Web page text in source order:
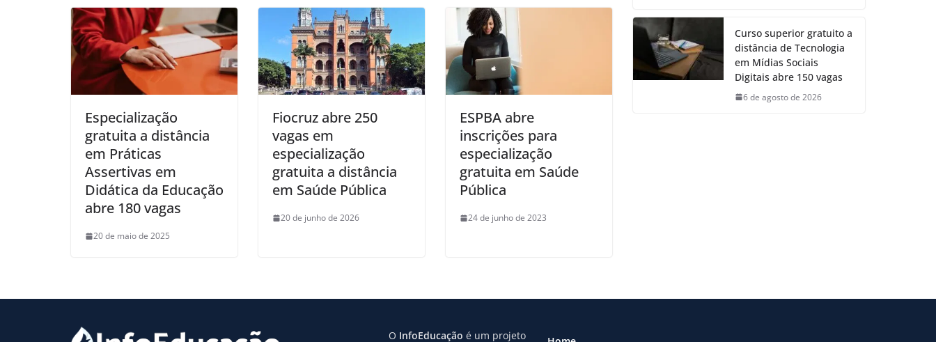
Especialização
gratuita a distância
em Práticas
Assertivas em
Didática da Educação
abre 180 vagas
20 de maio de 2025
Fiocruz abre 250
vagas em
especialização
gratuita a distância
em Saúde Pública
20 de junho de 2026
ESPBA abre
inscrições para
especialização
gratuita em Saúde
Pública
24 de junho de 2023
Curso superior gratuito a
distância de Tecnologia
em Mídias Sociais
Digitais abre 150 vagas
6 de agosto de 2026
O InfoEducação é um projeto